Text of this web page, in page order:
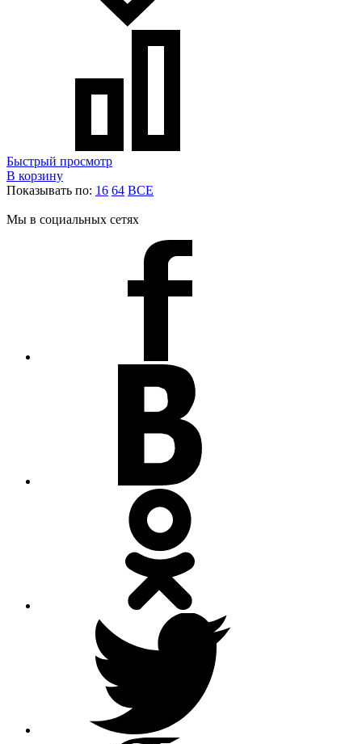
Быстрый просмотр
В корзину
Показывать по: 16 64 ВСЕ
Мы в социальных сетях